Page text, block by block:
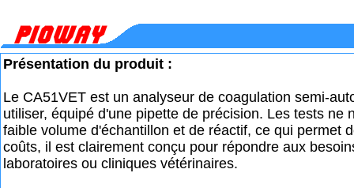
Présentation du produit :
Le CA51VET est un analyseur de coagulation semi-
utiliser, équipé d'une pipette de précision. Les tests ne
faible volume d'échantillon et de réactif, ce qui permet
coûts, il est clairement conçu pour répondre aux
laboratoires ou cliniques vétérinaires.